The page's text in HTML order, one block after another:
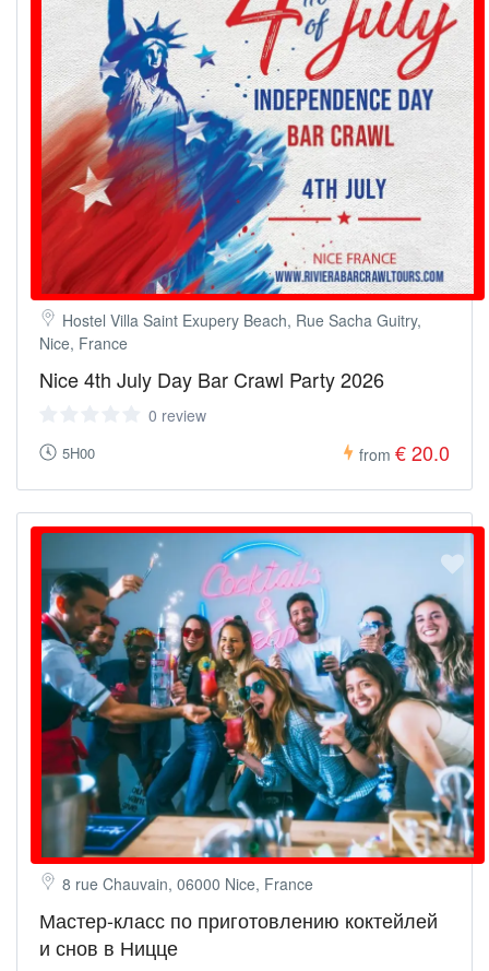
8 rue Chauvain, 06000 Nice, France
Мастер-класс по приготовлению коктейлей
и снов в Ницце
Hostel Villa Saint Exupery Beach, Rue Sacha Guitry,
Nice, France
Nice 4th July Day Bar Crawl Party 2026
0 review
5H00 from € 20.0